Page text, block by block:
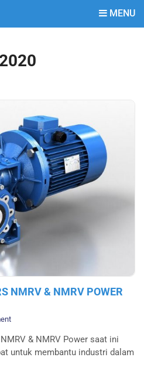
MENU
NMRV & NMRV POWER
on
GEAR
REDUCERS
& NMRV Power saat ini
untuk membantu industri dalam